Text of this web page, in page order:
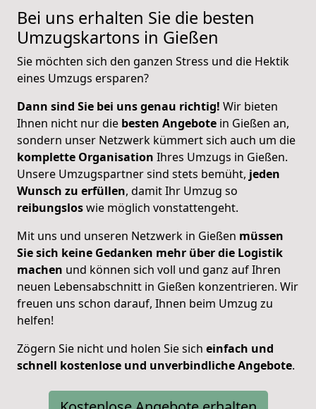
Bei uns erhalten Sie die besten
Umzugskartons in Gießen
Sie möchten sich den ganzen Stress und die Hektik
eines Umzugs ersparen?
Dann sind Sie bei uns genau richtig! Wir bieten
Ihnen nicht nur die besten Angebote in Gießen an,
sondern unser Netzwerk kümmert sich auch um die
komplette Organisation Ihres Umzugs in Gießen.
Unsere Umzugspartner sind stets bemüht, jeden
Wunsch zu erfüllen, damit Ihr Umzug so
reibungsloswie möglich vonstattengeht.
Mit uns und unseren Netzwerk in Gießen müssen
Sie sich keine Gedanken mehr über die Logistik
machen und können sich voll und ganz auf Ihren
neuen Lebensabschnitt in Gießen konzentrieren. Wir
freuen uns schon darauf, Ihnen beim Umzug zu
helfen!
Zögern Sie nicht und holen Sie sich einfach und
schnell kostenlose und unverbindliche Angebote.